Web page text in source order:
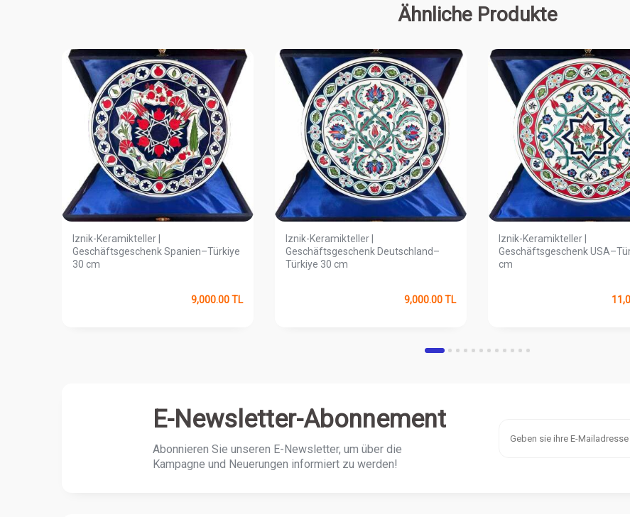
Ähnliche Produkte
Iznik-Keramikteller |
Geschäftsgeschenk Spanien–Türkiye
30 cm
9,000.00TL
Iznik-Keramikteller |
Geschäftsgeschenk Deutschland–
Türkiye 30 cm
9,000.00TL
Iznik-Keramikteller |
Geschäftsgeschenk
cm
E-Newsletter-Abonnement
Abonnieren Sie unseren E-Newsletter, um über die
Kampagne und Neuerungen informiert zu werden!